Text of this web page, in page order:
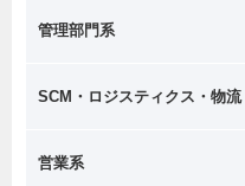
管理部門系
SCM・ロジスティクス・物
営業系